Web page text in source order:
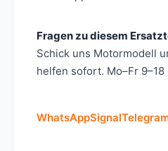
Fragen zu diesem
Schick uns Motormodell
helfen sofort. Mo–Fr 9–18
WhatsAppSignal